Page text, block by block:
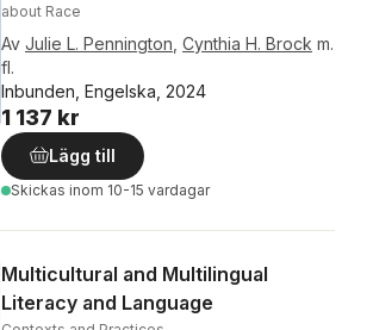
about Race
Av Julie L. Pennington Cynthia H. Brock m.
fl.
Inbunden, Engelska, 2024
1 137 kr
Lägg till
Skickas inom 10-15 vardagar
Multicultural and Multilingual
Literacy and Language